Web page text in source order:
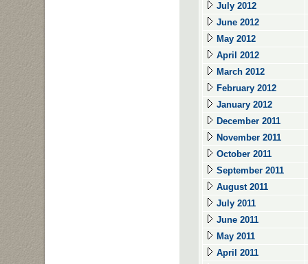
July 2012
June 2012
May 2012
April 2012
March 2012
February 2012
January 2012
December 2011
November 2011
October 2011
September 2011
August 2011
July 2011
June 2011
May 2011
April 2011